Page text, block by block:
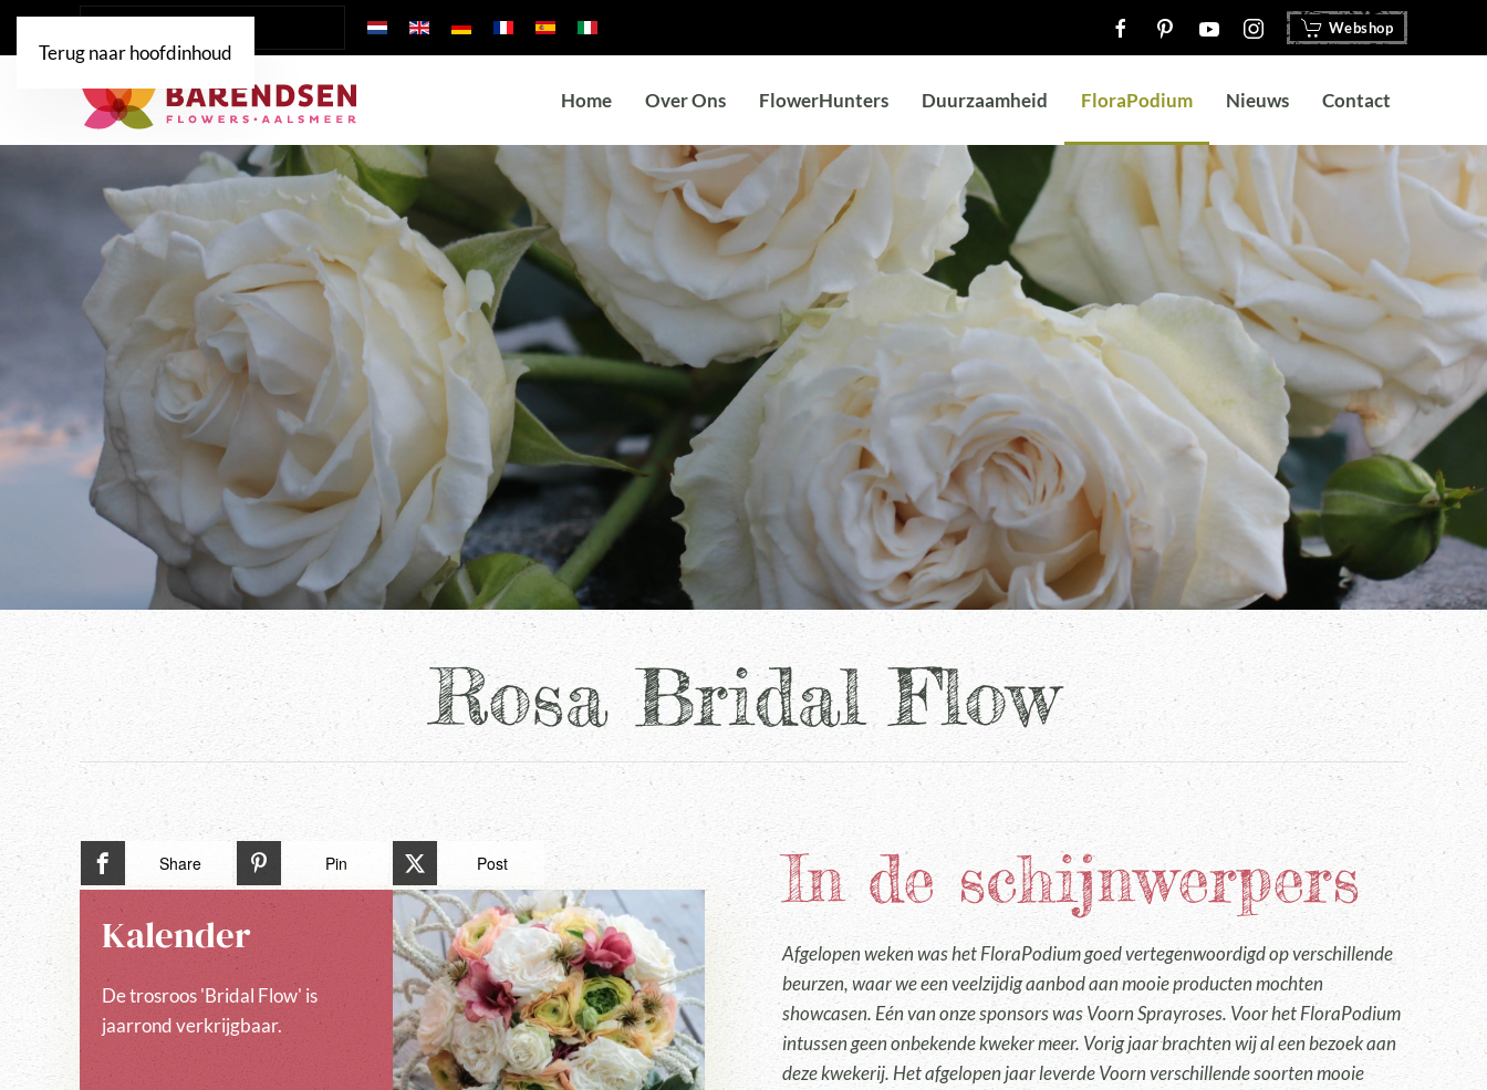
Terug naar hoofdinhoud
Webshop
Home Over Ons FlowerHunters Duurzaamheid FloraPodium Nieuws Contact
Rosa Bridal Flow
Share Pin Post
Kalender
De trosroos 'Bridal Flow' is
jaarrond verkrijgbaar.
In de schijnwerpers
Afgelopen weken was het FloraPodium goed vertegenwoordigd op verschillende
beurzen, waar we een veelzijdig aanbod aan mooie producten mochten
showcasen. Eén van onze sponsors was Voorn Sprayroses. Voor het FloraPodium
intussen geen onbekende kweker meer. Vorig jaar brachten wij al een bezoek aan
deze kwekerij. Het afgelopen jaar leverde Voorn verschillende soorten mooie